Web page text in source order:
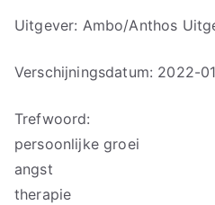
Uitgever: Ambo/Anthos
Verschijningsdatum: 2022-
Trefwoord:
persoonlijke groei
angst
therapie